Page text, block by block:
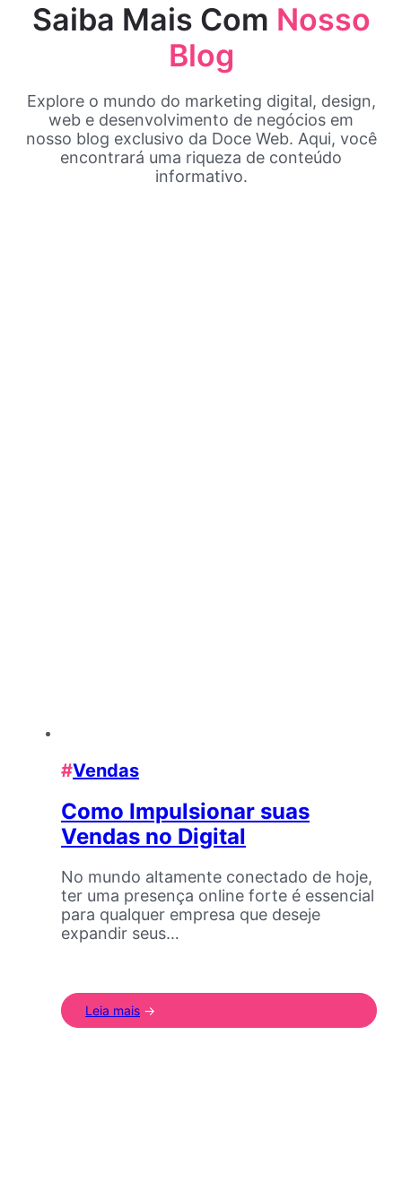
Saiba Mais Com Nosso
Blog
Explore o mundo do marketing digital, design,
web e desenvolvimento de negócios em
nosso blog exclusivo da Doce Web. Aqui, você
encontrará uma riqueza de conteúdo
informativo.
#Vendas
Como Impulsionar suas
Vendas no Digital
No mundo altamente conectado de hoje,
ter uma presença online forte é essencial
para qualquer empresa que deseje
expandir seus…
Leia mais ->